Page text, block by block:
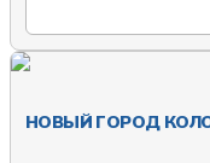
НОВЫЙ ГОРОД